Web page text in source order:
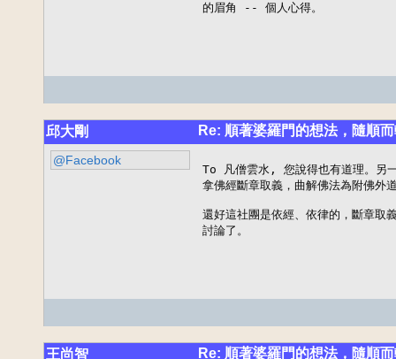
的眉角 -- 個人心得。
邱大剛 Re: 順著婆羅門的想法，隨順
@Facebook
To 凡僧雲水, 您說得也有道理。另
拿佛經斷章取義，曲解佛法為附佛
還好這社團是依經、依律的，斷章取
討論了。
王尚智 Re: 順著婆羅門的想法，隨順